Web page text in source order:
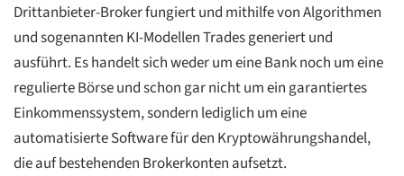
Drittanbieter-Broker fungiert und mithilfe von Algorithmen
und sogenannten KI-Modellen Trades generiert und
ausführt. Es handelt sich weder um eine Bank noch um eine
regulierte Börse und schon gar nicht um ein garantiertes
Einkommenssystem, sondern lediglich um eine
automatisierte Software für den Kryptowährungshandel,
die auf bestehenden Brokerkonten aufsetzt.